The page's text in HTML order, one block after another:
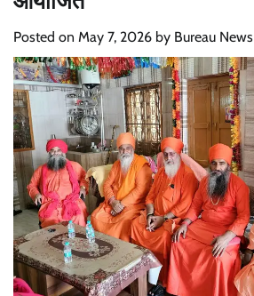
Posted on May 7, 2026 by Bureau News